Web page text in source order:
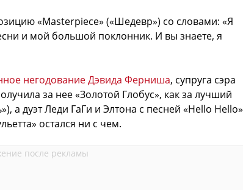
«Masterpiece» («Шедевр») со словами: «Я
и мой большой поклонник. И вы знаете, я
негодование Дэвида Ферниша, супруга сэра
за нее «Золотой Глобус», как за лучший
а дуэт Леди ГаГи и Элтона с песней «Hello Hello»
остался ни с чем.